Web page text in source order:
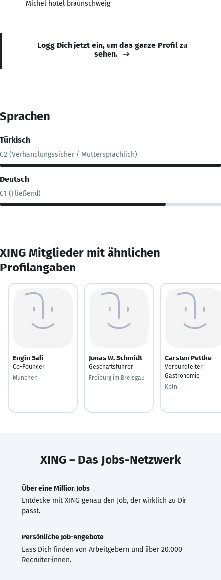
Michel hotel braunschweig
Logg Dich jetzt ein, um das ganze Profil zu
sehen.
Sprachen
Türkisch
C2 (Verhandlungssicher / Muttersprachlich)
Deutsch
C1 (Fließend)
XING Mitglieder mit ähnlichen
Profilangaben
Engin Sali
Co-Founder
München
Jonas W. Schmidt
Geschäftsführer
Freiburg im Breisgau
Carsten Pettke
Verbundleiter
Gastronomie
Köln
XING – Das Jobs-Netzwerk
Über eine Million Jobs
Entdecke mit XING genau den Job, der wirklich zu Dir
passt.
Persönliche Job-Angebote
Lass Dich finden von Arbeitgebern und über 20.000
Recruiter·innen.